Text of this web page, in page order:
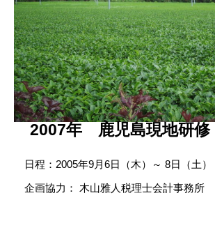
2007年 鹿児島現地研修
日程：2005年9月6日（木）～ 8日（土）
企画協力： 木山雅人税理士会計事務所